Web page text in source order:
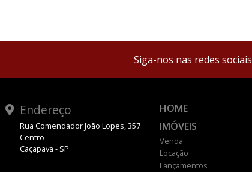
Siga-nos nas redes sociais
Endereço
Rua Comendador João Lopes, 357
Centro
Caçapava - SP
HOME
IMÓVEIS
Venda
Locação
Lançamentos